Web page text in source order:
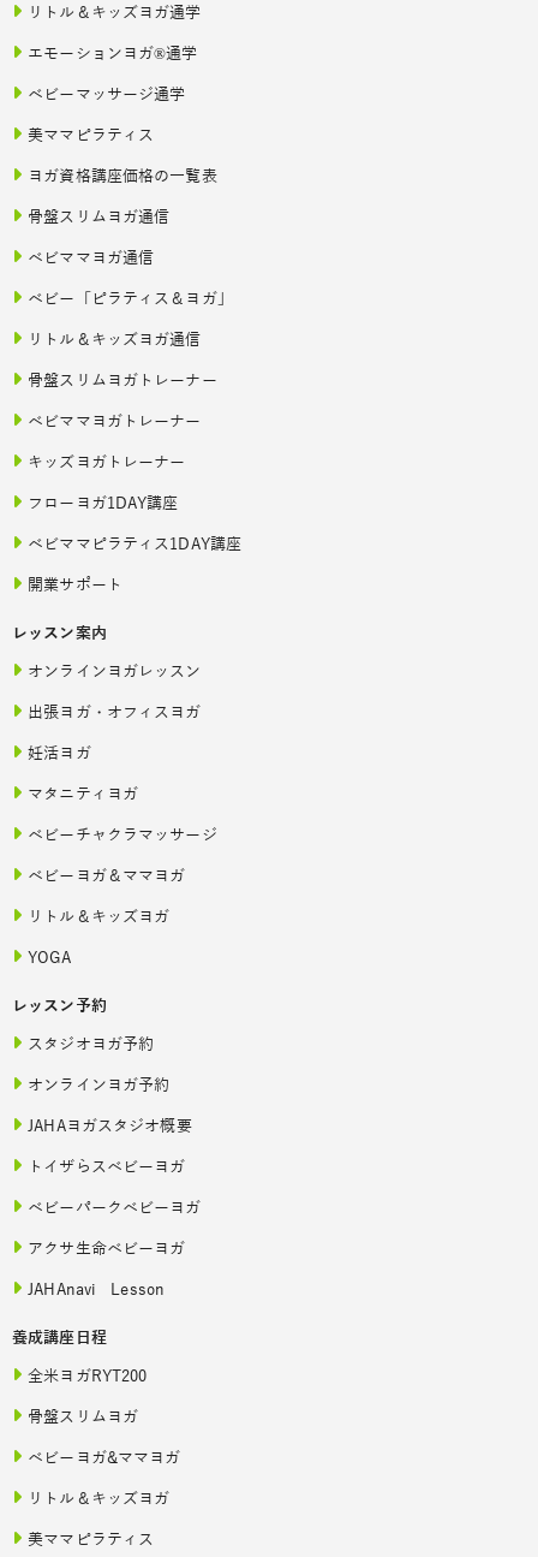
リトル＆キッズヨガ通学
エモーションヨガ®通学
ベビーマッサージ通学
美ママピラティス
ヨガ資格講座価格の一覧表
骨盤スリムヨガ通信
ベビママヨガ通信
ベビー「ピラティス＆ヨガ」
リトル＆キッズヨガ通信
骨盤スリムヨガトレーナー
ベビママヨガトレーナー
キッズヨガトレーナー
フローヨガ1DAY講座
ベビママピラティス1DAY講座
開業サポート
レッスン案内
オンラインヨガレッスン
出張ヨガ・オフィスヨガ
妊活ヨガ
マタニティヨガ
ベビーチャクラマッサージ
ベビーヨガ＆ママヨガ
リトル＆キッズヨガ
YOGA
レッスン予約
スタジオヨガ予約
オンラインヨガ予約
JAHAヨガスタジオ概要
トイザらスベビーヨガ
ベビーパークベビーヨガ
アクサ生命ベビーヨガ
JAHAnavi Lesson
養成講座日程
全米ヨガRYT200
骨盤スリムヨガ
ベビーヨガ&ママヨガ
リトル＆キッズヨガ
美ママピラティス